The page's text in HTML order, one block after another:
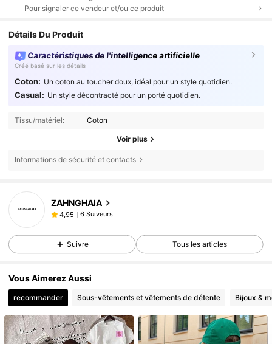
Pour signaler ce vendeur et/ou ce produit
Détails Du Produit
Caractéristiques de l'intelligence artificielle
Créé basé sur les détails
Coton: Un coton au toucher doux, idéal pour un style quotidien.
Casual: Un style décontracté pour un porté quotidien.
Tissu/matériel: Coton
Voir plus
Informations de sécurité et contacts
ZAHNGHAIA
4,95 6 Suiveurs
Suivre Tous les articles
Vous Aimerez Aussi
recommander Sous-vêtements et vêtements de détente Bijoux &